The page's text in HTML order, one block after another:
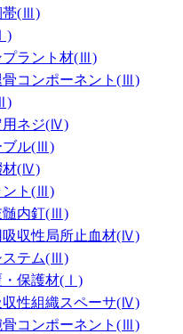
(Ⅲ)
ラント材(Ⅲ)
コンポーネント (Ⅲ)
ネジ(Ⅳ)
ル(Ⅲ)
材(Ⅳ)
ト (Ⅲ)
内釘(Ⅲ)
収性局所止血材(Ⅳ)
テム(Ⅲ)
保護材(Ⅰ)
性組織スペーサ(Ⅳ)
コンポーネント (Ⅲ)